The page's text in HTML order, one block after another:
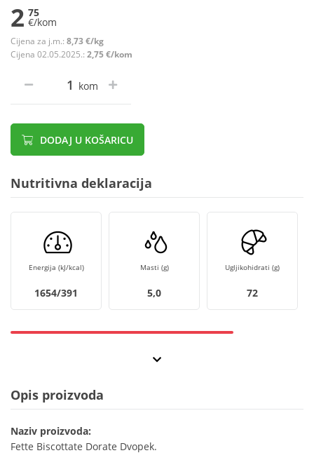
2 75
€/kom
Cijena za j.m.: 8,73 €/kg
Cijena 02.05.2025.: 2,75 €/kom
kom
DODAJ U KOŠARICU
Nutritivna deklaracija
Energija (kJ/kcal)
1654/391
Masti (g)
5,0
Ugljikohidrati (g)
72
Opis proizvoda
Naziv proizvoda:
Fette Biscottate Dorate Dvopek.